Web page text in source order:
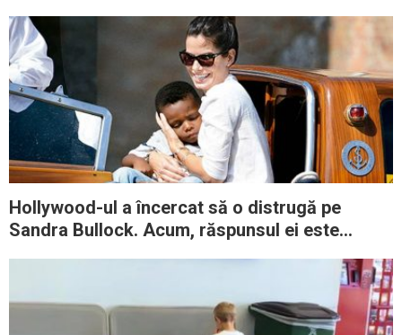
Hollywood-ul a încercat să o distrugă pe
Sandra Bullock. Acum, răspunsul ei este